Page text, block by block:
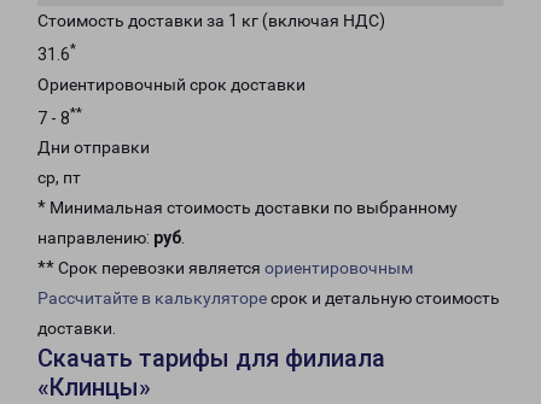
Стоимость доставки за 1 кг (включая НДС)
31.6*
Ориентировочный срок доставки
7 - 8**
Дни отправки
ср, пт
* Минимальная стоимость доставки по выбранному
направлению: руб.
** Срок перевозки является ориентировочным
Рассчитайте в калькуляторесрок и детальную стоимость
доставки.
Скачать тарифы для филиала
«Клинцы»